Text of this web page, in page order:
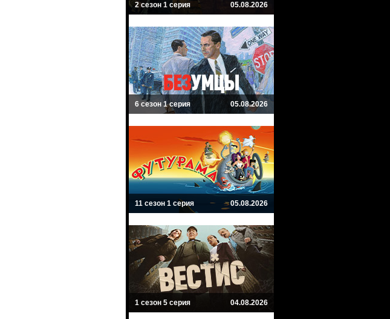
2 сезон 1 серия 05.08.2026
6 сезон 1 серия 05.08.2026
11 сезон 1 серия 05.08.2026
1 сезон 5 серия 04.08.2026